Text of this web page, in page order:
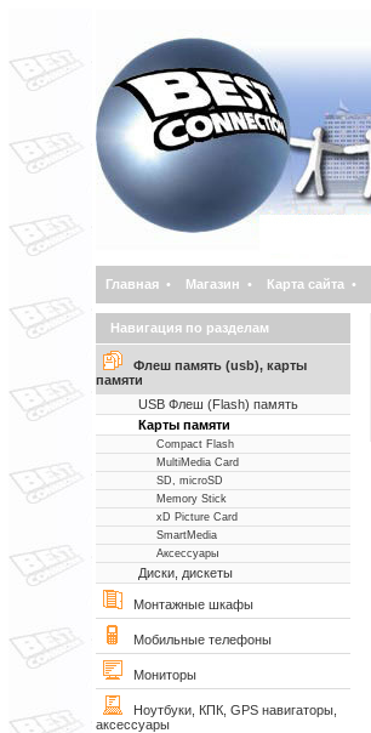
Главная • Магазин • Карта сайта •
Навигация по разделам
Флеш память (usb), карты
памяти
USB Флеш (Flash) память
Карты памяти
Compact Flash
MultiMedia Card
SD, microSD
Memory Stick
xD Picture Card
SmartMedia
Аксессуары
Диски, дискеты
Монтажные шкафы
Мобильные телефоны
Мониторы
Ноутбуки, КПК, GPS навигаторы,
аксессуары